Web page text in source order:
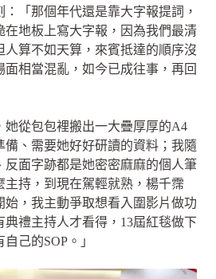
「那個年代還是靠大字報提詞，
在地板上寫大字報，因為我們最清
人算不如天算，來賓抵達的順序沒
面相當混亂，如今已成往事，再回
她從包包裡搬出一大疊厚厚的A4
備、需要她好好研讀的資料；我隨
反面字跡都是她密密麻麻的個人筆
主持，到現在駕輕就熟，楊千霈
始，我主動爭取想看入圍影片做功
禮主持人才看得，13屆紅毯做下
己的SOP。」